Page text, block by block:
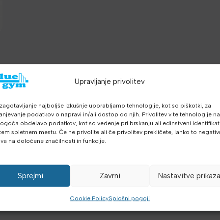
Upravljanje privolitev
najboljše izkušnje uporabljamo tehnologije, kot so piškotki, za
podatkov o napravi in/ali dostop do njih. Privolitev v te tehnologije
obdelavo podatkov, kot so vedenje pri brskanju ali edinstveni
spletnem mestu. Če ne privolite ali če privolitev prekličete, lahko to
na določene značilnosti in funkcije.
Sprejmi Zavrni Nastavitve prikaza
Cookie PolicySplošni pogoji